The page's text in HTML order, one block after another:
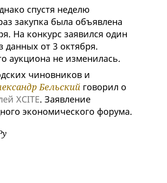
спустя неделю
закупка была объявлена
На конкурс заявился один
данных от 3 октября.
аукциона не изменилась.
чиновников и
Бельскийговорил о
XCITE. Заявление
экономического форума.